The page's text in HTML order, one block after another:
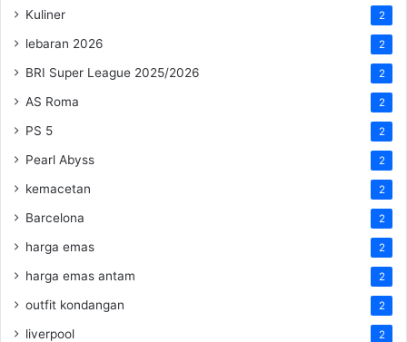
Kuliner 2
lebaran 2026 2
BRI Super League 2025/2026 2
AS Roma 2
PS 5 2
Pearl Abyss 2
kemacetan 2
Barcelona 2
harga emas 2
harga emas antam 2
outfit kondangan 2
liverpool 2